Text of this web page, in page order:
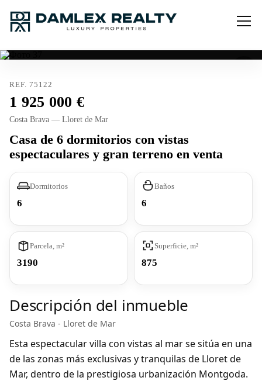
REF. 75122
1 925 000
Costa Brava — Lloret de Mar
Casa de 6 dormitorios con vistas
espectaculares y gran terreno en venta
Dormitorios
6
Baños
6
Parcela, m²
3190
Superficie, m²
875
Descripción del inmueble
Costa Brava - Lloret de Mar
Esta espectacular villa con vistas al mar se sitúa en una
de las zonas más exclusivas y tranquilas de Lloret de
Mar, dentro de la prestigiosa urbanización Montgoda.